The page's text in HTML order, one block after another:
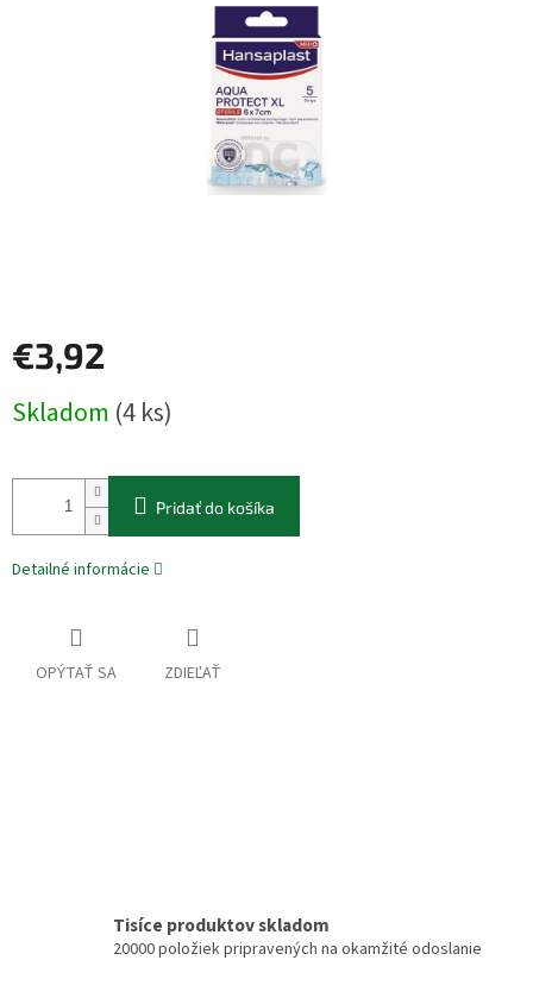
€3,92
cena:
Skladom (4 ks)
Pridať do košíka
Detailné informácie
OPÝTAŤ SA ZDIEĽAŤ
Tisíce produktov skladom
20000 položiek pripravených na okamžité odoslanie